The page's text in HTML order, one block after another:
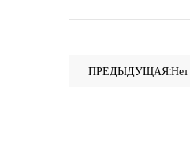
ПРЕДЫДУЩАЯ:Нет